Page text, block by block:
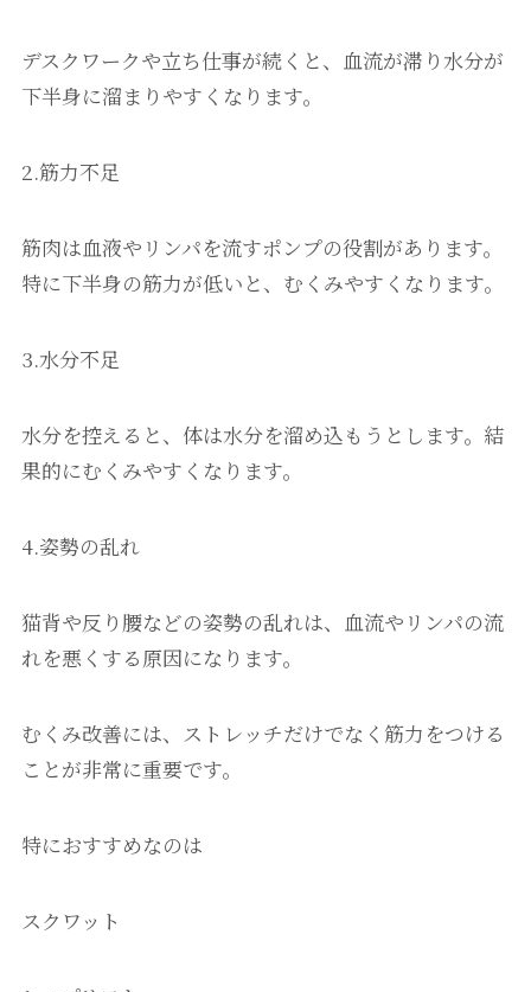
デスクワークや立ち仕事が続くと、血流が滞り水分が
下半身に溜まりやすくなります。
2.筋力不足
筋肉は血液やリンパを流すポンプの役割があります。
特に下半身の筋力が低いと、むくみやすくなります。
3.水分不足
水分を控えると、体は水分を溜め込もうとします。結
果的にむくみやすくなります。
4.姿勢の乱れ
猫背や反り腰などの姿勢の乱れは、血流やリンパの流
れを悪くする原因になります。
むくみ改善には、ストレッチだけでなく筋力をつける
ことが非常に重要です。
特におすすめなのは
スクワット